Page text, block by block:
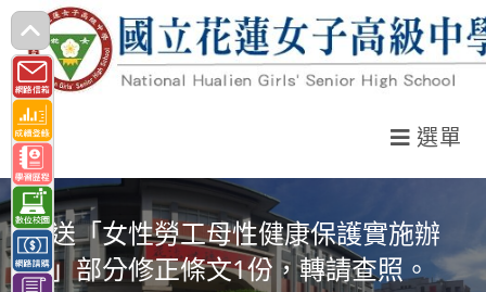
跳
轉
至
主
要
內
容
選單
檢送「女性勞工母性健康保護實施辦
法」部分修正條文1份，轉請查照。